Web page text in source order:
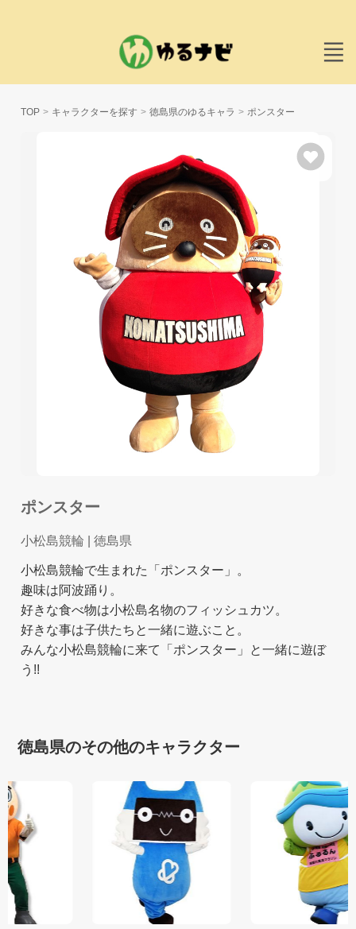
TOP キャラクターを探す 徳島県のゆるキャラ ポンスター
ポンスター
小松島競輪 | 徳島県
小松島競輪で生まれた「ポンスター」。
趣味は阿波踊り。
好きな食べ物は小松島名物のフィッシュカツ。
好きな事は子供たちと一緒に遊ぶこと。
みんな小松島競輪に来て「ポンスター」と一緒に遊ぼ
う!!
徳島県のその他のキャラクター